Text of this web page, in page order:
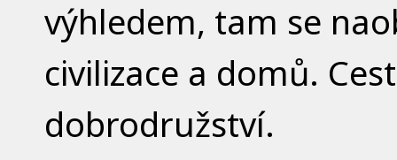
výhledem, tam se
civilizace a domů.
dobrodružství.